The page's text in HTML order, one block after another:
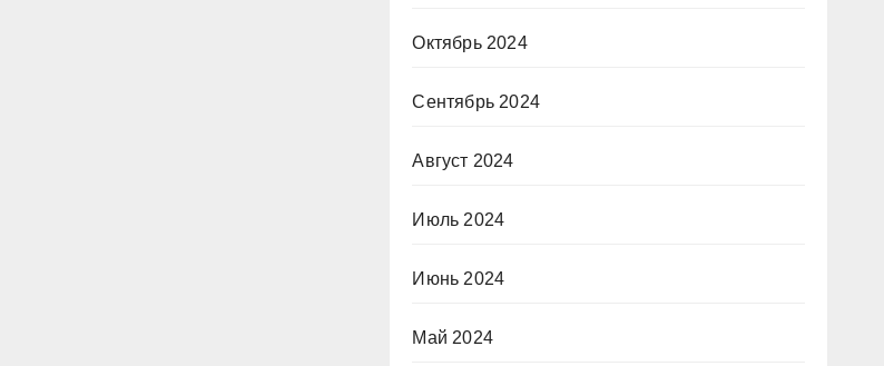
Октябрь 2024
Сентябрь 2024
Август 2024
Июль 2024
Июнь 2024
Май 2024